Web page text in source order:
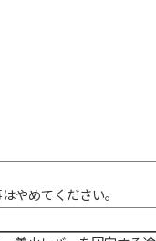
やめてください。